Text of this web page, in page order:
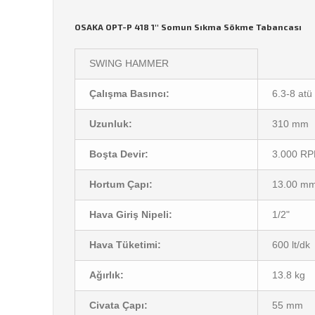
OSAKA OPT-P 418 1'' Somun Sıkma Sökme Tabancası
SWING HAMMER
Çalışma Basıncı: 6.3-8 atü
Uzunluk: 310 mm
Boşta Devir: 3.000
Hortum Çapı: 13.00
Hava Giriş Nipeli: 1/2"
Hava Tüketimi: 600 lt/dk
Ağırlık: 13.8 kg
Civata Çapı: 55 mm